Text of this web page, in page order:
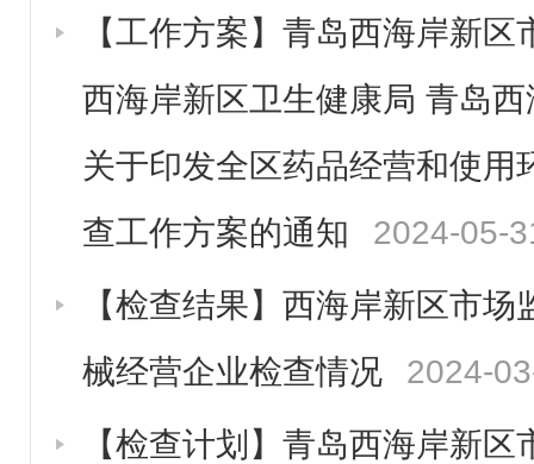
【工作方案】青岛西海岸新
西海岸新区卫生健康局 青岛
关于印发全区药品经营和使用
查工作方案的通知
2024-05-
【检查结果】西海岸新区市
械经营企业检查情况
2024-
【检查计划】青岛西海岸新